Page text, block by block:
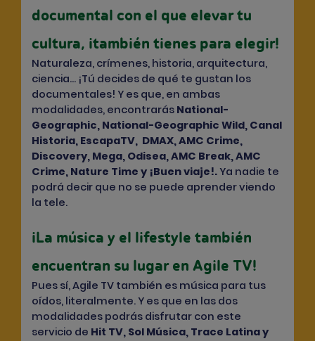
documental con el que elevar tu
cultura, ¡también tienes para elegir!
Naturaleza, crímenes, historia, arquitectura,
ciencia… ¡Tú decides de qué te gustan los
documentales! Y es que, en ambas
modalidades, encontrarás National-
Geographic, National-Geographic Wild, Canal
Historia, EscapaTV, DMAX, AMC Crime,
Discovery, Mega, Odisea, AMC Break, AMC
Crime, Nature Time y ¡Buen viaje!. Ya nadie te
podrá decir que no se puede aprender viendo
la tele.
¡La música y el lifestyle también
encuentran su lugar en Agile TV!
Pues sí, Agile TV también es música para tus
oídos, literalmente. Y es que en las dos
modalidades podrás disfrutar con este
servicio de Hit TV, Sol Música, Trace Latina y